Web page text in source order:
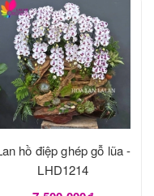
hồ điệp ghép gỗ lũa -
LHD1214